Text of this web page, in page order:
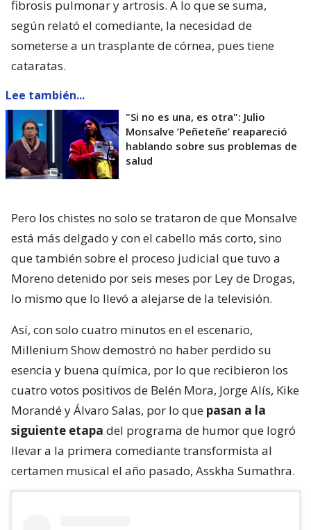
fibrosis pulmonar y artrosis. A lo que se suma,
según relató el comediante, la necesidad de
someterse a un trasplante de córnea, pues tiene
cataratas.
Lee también...
"Si no es una, es otra": Julio
Monsalve ’Peñeteñe’ reapareció
hablando sobre sus problemas de
salud
Pero los chistes no solo se trataron de que Monsalve
está más delgado y con el cabello más corto, sino
que también sobre el proceso judicial que tuvo a
Moreno detenido por seis meses por Ley de Drogas,
lo mismo que lo llevó a alejarse de la televisión.
Así, con solo cuatro minutos en el escenario,
Millenium Show demostró no haber perdido su
esencia y buena química, por lo que recibieron los
cuatro votos positivos de Belén Mora, Jorge Alís, Kike
Morandé y Álvaro Salas, por lo que pasan a la
siguiente etapa del programa de humor que logró
llevar a la primera comediante transformista al
certamen musical el año pasado, Asskha Sumathra.